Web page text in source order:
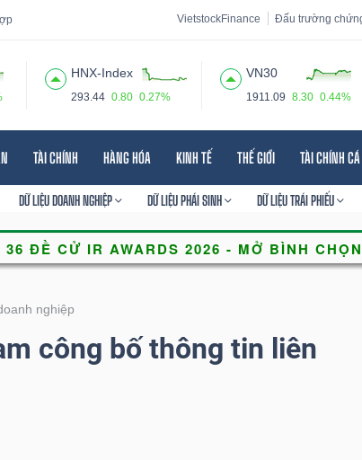
VietstockFinance Đấu trường
HNX-Index
293.44 0.80 0.27%
VN30
1911.09 8.30 0.44%
TÀI CHÍNH HÀNG HÓA KINH TẾ THẾ GIỚI TÀI CHÍNH
DỮ LIỆU DOANH NGHIỆP DỮ LIỆU PHÁI SINH DỮ LIỆU TRÁI PHIẾU
nghiệp
công bố thông tin liên